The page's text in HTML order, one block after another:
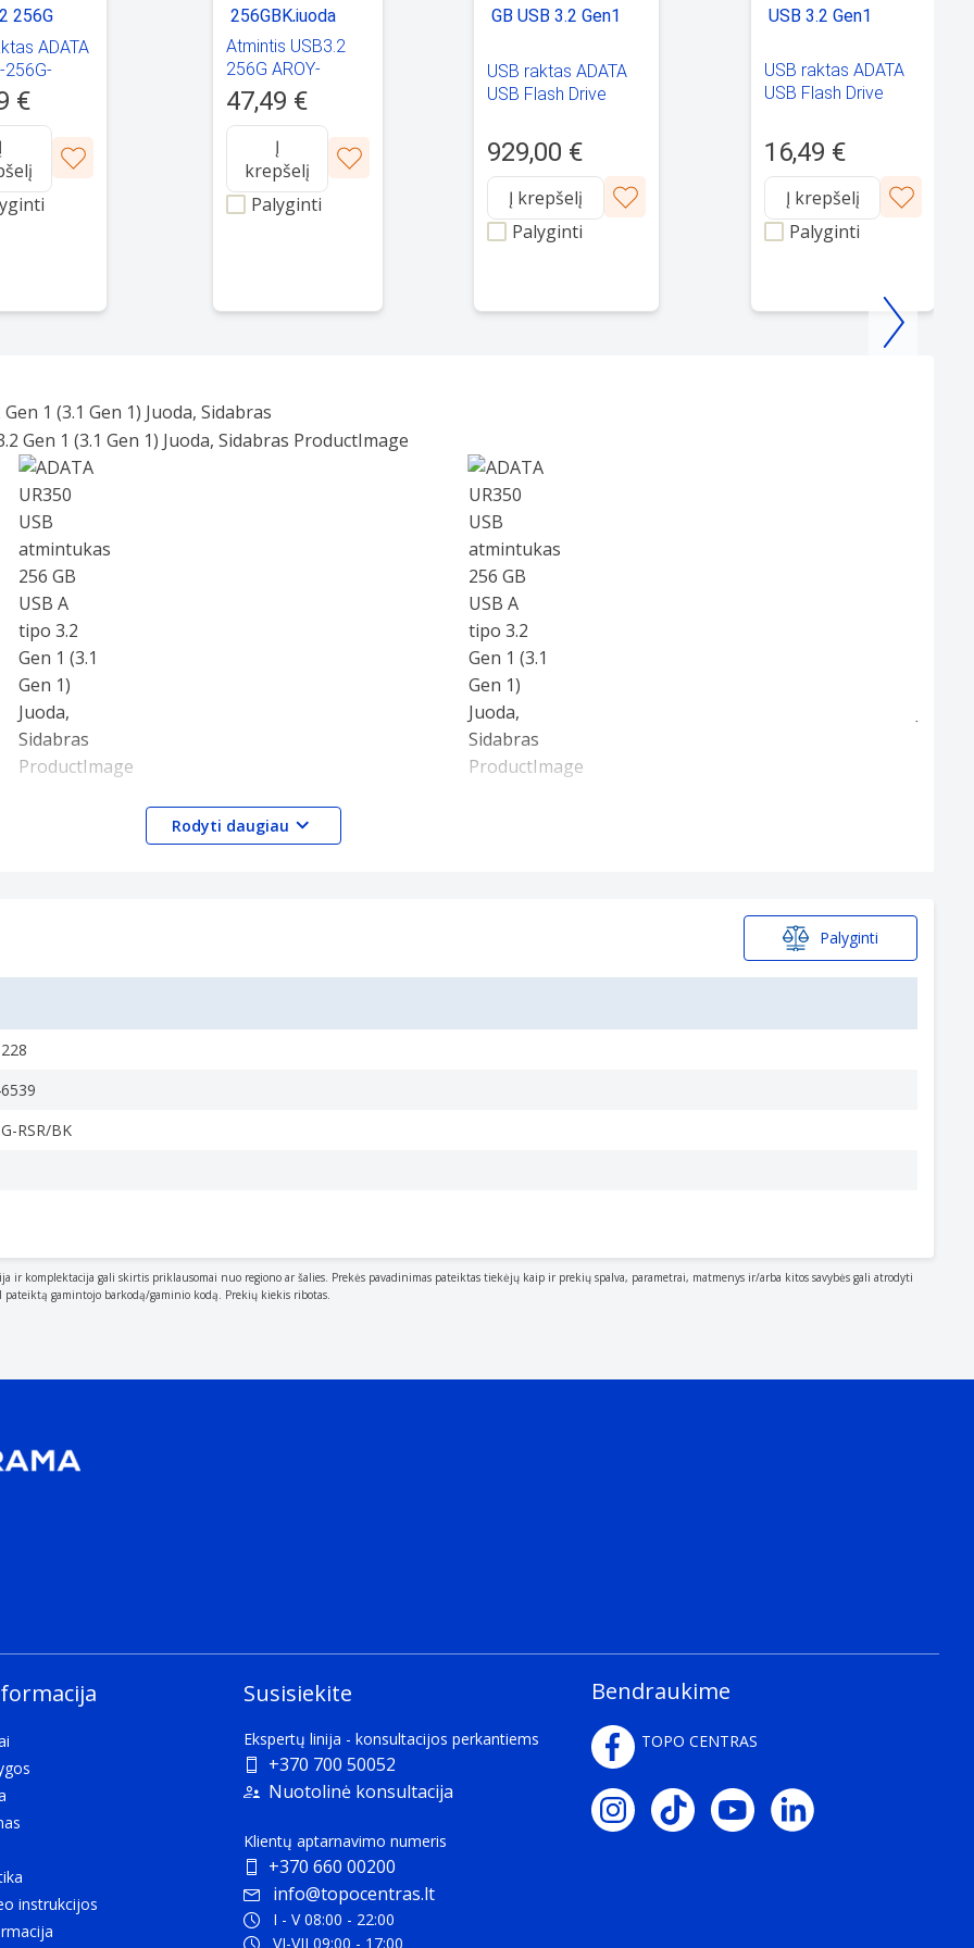
ADATA
256G-
USB3.2
€
Į
Atmintis USB3.2
256G AROY-
UR340-
256GBK,juoda
47,49 €
Į
krepšelį
Palyginti
USB raktas ADATA
USB Flash Drive
3.2 Gen1 Brown
929,00 €
Į krepšelį
Palyginti
USB raktas ADATA
USB Flash Drive
3.2 Gen1 Black
16,49 €
Į krepšelį
Palyginti
1 (3.1 Gen 1) Juoda, Sidabras
in the mid-1990s that defines the interface used for connection
Linux kernel 2.6 or later
water resistant
side.
Rodyti daugiau
Palyginti
RSR/BK
komplektacija gali skirtis priklausomai nuo regiono ar šalies. Prekės pavadinimas pateiktas tiekėjų kaip ir prekių spalva, parametrai, matmenys ir/arba kitos savybės gali atrodyti
gamintojo barkodą/gaminio kodą. Prekių kiekis ribotas.
instrukcijos
Susisiekite
Ekspertų linija - konsultacijos perkantiems
+370 700 50052
Nuotolinė konsultacija
Klientų aptarnavimo numeris
+370 660 00200
info@topocentras.lt
I - V 08:00 - 22:00
VI-VII 09:00 - 17:00
Bendraukime
TOPO CENTRAS